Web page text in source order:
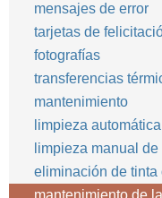
mensajes de error
tarjetas de
fotografías
transferencias
mantenimiento
limpieza
limpieza manual
eliminación de tinta
mantenimiento de